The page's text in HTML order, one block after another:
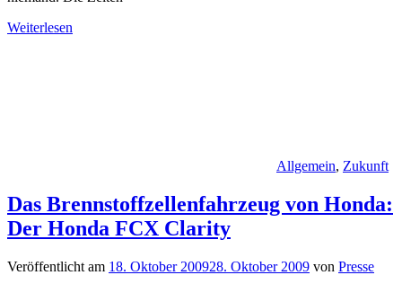
Weiterlesen
Allgemein, Zukunft
Das Brennstoffzellenfahrzeug von Honda:
Der Honda FCX Clarity
Veröffentlicht am 18. Oktober 200928. Oktober 2009 von Presse